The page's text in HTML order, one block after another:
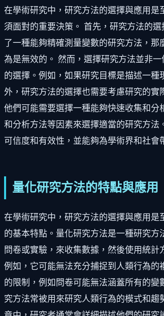
在學術研究中，研究方法的選擇與應用
須面對的重要決策。 首先，研究方法的
了一種能夠精確測量變數的研究方法，
為是無效的。 然而，選擇研究方法並非
的選擇。例如，如果研究目標是描述一
外，研究方法的選擇也需要考慮研究的
他們可能需要選擇一種能夠快速收集和
和分析方法等因素來選擇適當的研究方
可信度和有效性，並能夠為學術界和社會
量化研究方法的特點與應用
在學術研究中，研究方法的選擇與應用
的基本特點。量化研究方法是一種研究
問卷或實驗，來收集數據，然後使用統
例如，它可能無法充分捕捉到人類行為
的限制，例如問卷可能無法涵蓋所有的
究方法常被用來研究人類行為的模式和